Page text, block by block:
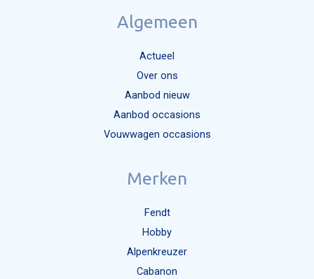
Algemeen
Actueel
Over ons
Aanbod nieuw
Aanbod occasions
Vouwwagen occasions
Merken
Fendt
Hobby
Alpenkreuzer
Cabanon